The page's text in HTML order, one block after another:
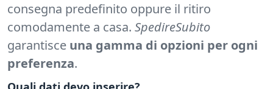
consegna predefinito oppure il ritiro
comodamente a casa. SpedireSubito
garantisce una gamma di opzioni per ogni
preferenza.